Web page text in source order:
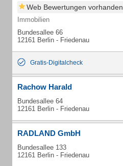
Web Bewertungen vorhanden
Immobilien
Bundesallee 66
12161 Berlin - Friedenau
Gratis-Digitalcheck
Rachow Harald
Bundesallee 64
12161 Berlin - Friedenau
RADLAND GmbH
Bundesallee 133
12161 Berlin - Friedenau